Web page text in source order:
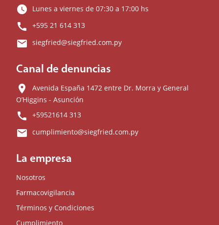
watch_later Lunes a viernes de 07:30 a 17:00 hs
call +595 21 614 313
email siegfried@siegfried.com.py
Canal de denuncias
location_on
Avenida España 1472 entre Dr. Morra y General
O’Higgins - Asunción
call +59521614 313
email cumplimiento@siegfried.com.py
La empresa
Nosotros
Farmacovigilancia
Términos y Condiciones
Cumplimiento